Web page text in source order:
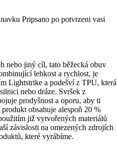
Pripsano po potvrzeni vasi
nebo jiný cíl, tato běžecká obuv
lehkost a rychlost, je
Lightstrike a podešví z TPU, která
nebo dráze. Svršek z
prodyšnost a oporu, aby ti
obsahuje alespoň 20 %
již vytvořených materiálů
závislosti na omezených zdrojích
které vyrábíme.